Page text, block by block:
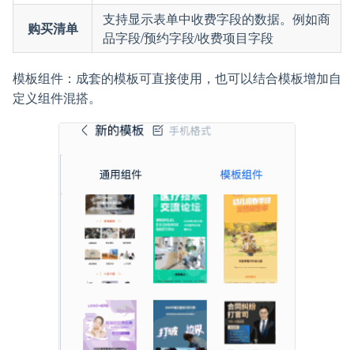
购买清单
支持显示表单中收费字段的数据。例如商
品字段/预约字段/收费项目字段
模板组件：成套的模板可直接使用，也可以结合模板增加自
定义组件混搭。